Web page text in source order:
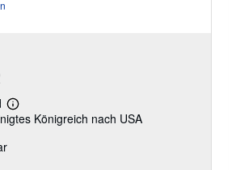
Weitere
Informationen
Königreich nach USA